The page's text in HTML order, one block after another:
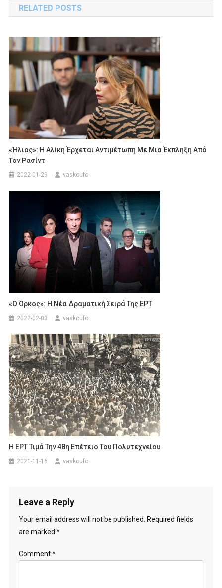
RELATED POSTS
«Ήλιος»: Η Αλίκη Έρχεται Αντιμέτωπη Με Μια Έκπληξη Από
Τον Ρασίντ
2022-01-29 vaskoufo
«Ο Όρκος»: Η Νέα Δραματική Σειρά Της ΕΡΤ
2022-02-03 vaskoufo
Η ΕΡΤ Τιμά Την 48η Επέτειο Του Πολυτεχνείου
2021-11-16 vaskoufo
Leave a Reply
Your email address will not be published.
Required fields
are marked *
Comment*